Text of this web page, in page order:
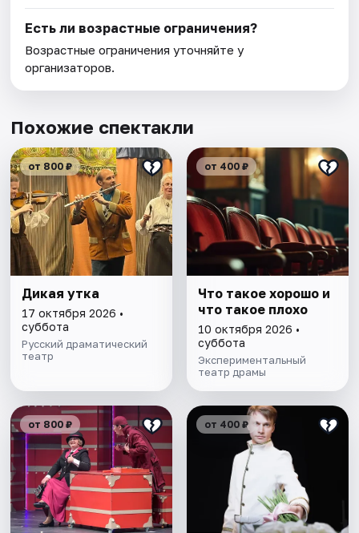
Есть ли возрастные ограничения?
Возрастные ограничения уточняйте у
организаторов.
Похожие спектакли
от 800 ₽
Дикая утка
17 октября 2026 •
суббота
Русский драматический
театр
от 400 ₽
Что такое хорошо и
что такое плохо
10 октября 2026 •
суббота
Экспериментальный
театр драмы
от 800 ₽ от 400 ₽